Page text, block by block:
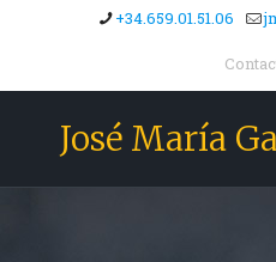
+34.659.01.51.06
José María